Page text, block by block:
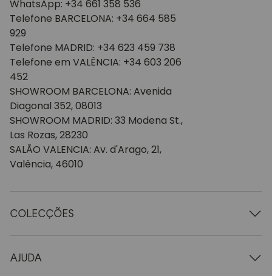
WhatsApp: +34 661 358 536
Telefone BARCELONA: +34 664 585
929
Telefone MADRID: +34 623 459 738
Telefone em VALÊNCIA: +34 603 206
452
SHOWROOM BARCELONA: Avenida
Diagonal 352, 08013
SHOWROOM MADRID: 33 Modena St.,
Las Rozas, 28230
SALÃO VALENCIA: Av. d'Arago, 21,
Valência, 46010
COLECÇÕES
Mesas de madeira
Tabelas extensíveis
AJUDA